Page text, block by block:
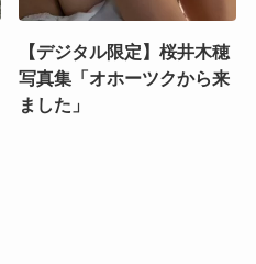
【デジタル限定】桜井木穂
写真集「オホーツクから来
ました」